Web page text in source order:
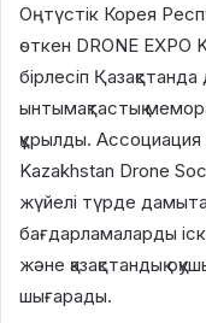
Оңтүстік Корея
өткен DRONE EXPO
бірлесіп
ынтымақтастық
құрылды.
Kazakhstan Drone
жүйелі түрде
бағдарламаларды
және қазақстандық
шығарады.